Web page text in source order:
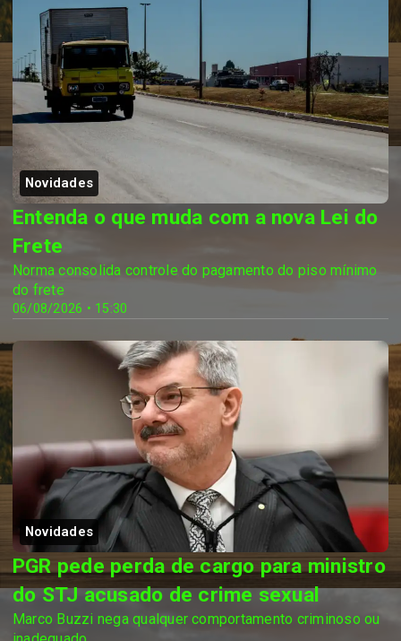
Novidades
06/08/2026 • 15:30
Entenda o que muda com a nova Lei do
Frete
Norma consolida controle do pagamento do piso mínimo
do frete
Novidades
PGR pede perda de cargo para ministro
do STJ acusado de crime sexual
Marco Buzzi nega qualquer comportamento criminoso ou